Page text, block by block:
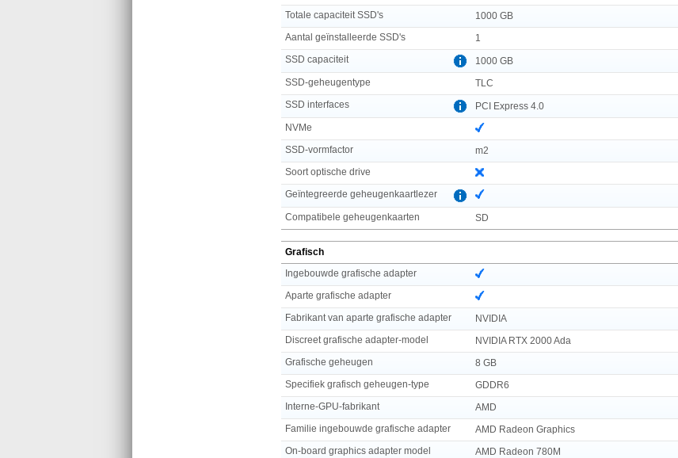
Totale capaciteit SSD's
1000 GB
Aantal geïnstalleerde SSD's
1
SSD capaciteit
1000 GB
SSD-geheugentype
TLC
SSD interfaces
PCI Express 4.0
NVMe
SSD-vormfactor
m2
Soort optische drive
Geïntegreerde geheugenkaartlezer
Compatibele geheugenkaarten SD
Grafisch
Ingebouwde grafische adapter
Aparte grafische adapter
Fabrikant van aparte grafische adapter
NVIDIA
Discreet grafische adapter-model
NVIDIA RTX 2000 Ada
Grafische geheugen
8 GB
Specifiek grafisch geheugen-type
GDDR6
Interne-GPU-fabrikant
AMD
Familie ingebouwde grafische adapter
AMD Radeon Graphics
On-board graphics adapter model
AMD Radeon 780M